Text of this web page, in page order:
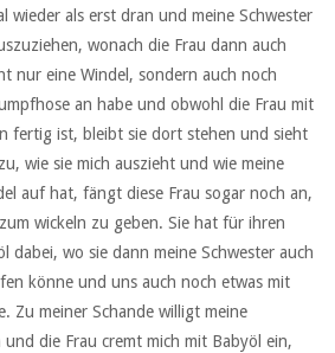
wieder als erst dran und meine Schwester
wonach die Frau dann auch
nur eine Windel, sondern auch noch
an habe und obwohl die Frau mit
fertig ist, bleibt sie dort stehen und sieht
wie sie mich auszieht und wie meine
auf hat, fängt diese Frau sogar noch an,
wickeln zu geben. Sie hat für ihren
dabei, wo sie dann meine Schwester auch
könne und uns auch noch etwas mit
Zu meiner Schande willigt meine
die Frau cremt mich mit Babyöl ein,